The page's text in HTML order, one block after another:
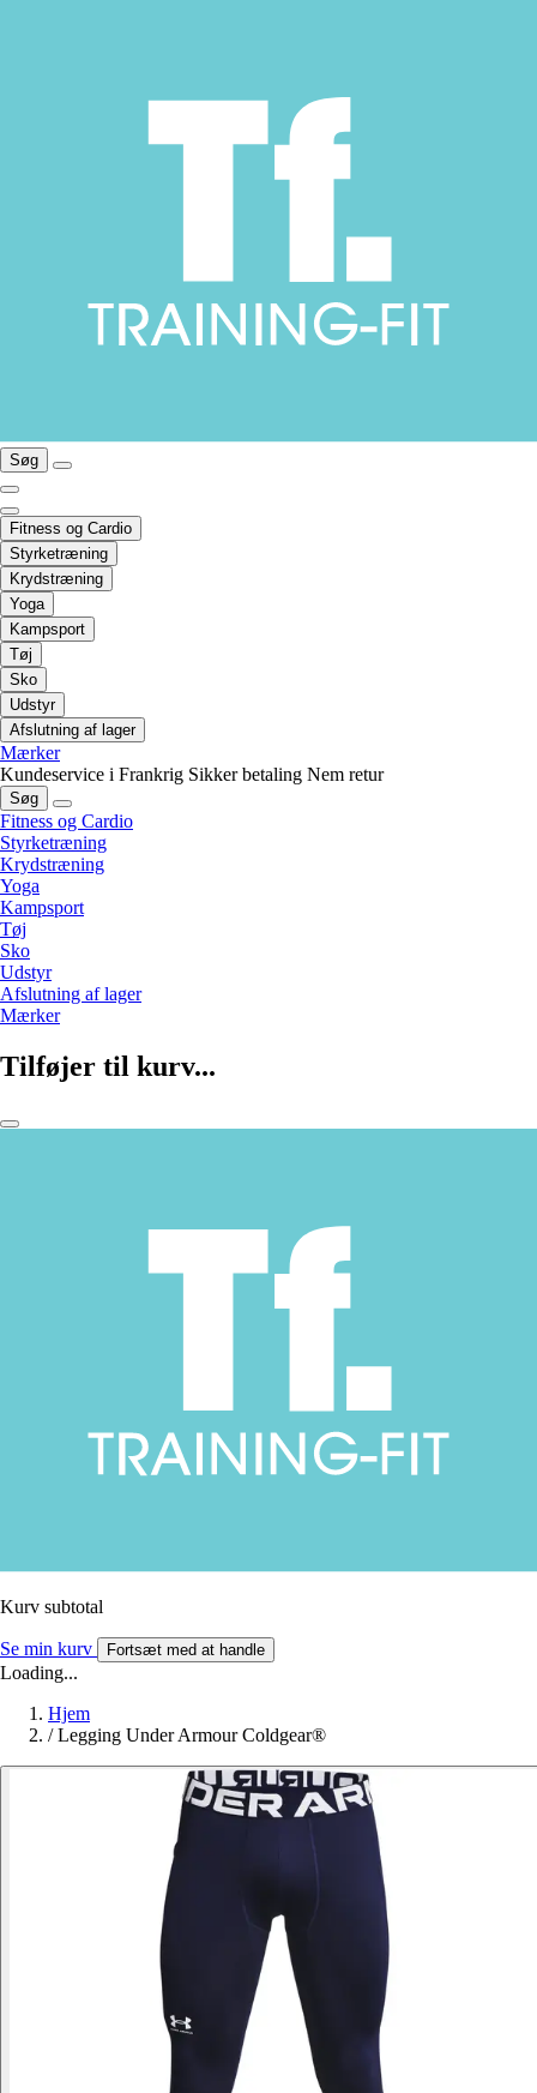
Søg
Fitness og Cardio
Styrketræning
Krydstræning
Yoga
Kampsport
Tøj
Sko
Udstyr
Afslutning af lager
Mærker
Kundeservice i Frankrig Sikker betaling Nem retur
Søg
Fitness og Cardio
Styrketræning
Krydstræning
Yoga
Kampsport
Tøj
Sko
Udstyr
Afslutning af lager
Mærker
Tilføjer til kurv...
Kurv subtotal
Se min kurv Fortsæt med at handle
Loading...
Hjem
/ Legging Under Armour Coldgear®